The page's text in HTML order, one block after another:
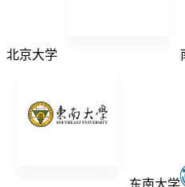
北京大学
东南大学